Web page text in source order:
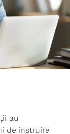
au
de instruire